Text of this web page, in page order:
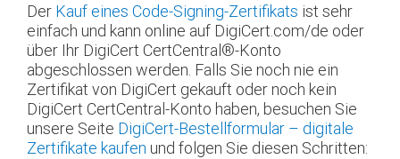
Der Kauf eines Code-Signing-Zertifikats ist sehr
einfach und kann online auf DigiCert.com/de oder
über Ihr DigiCert CertCentral®-Konto
abgeschlossen werden. Falls Sie noch nie ein
Zertifikat von DigiCert gekauft oder noch kein
DigiCert CertCentral-Konto haben, besuchen Sie
unsere Seite DigiCert-Bestellformular – digitale
Zertifikate kaufen und folgen Sie diesen Schritten: